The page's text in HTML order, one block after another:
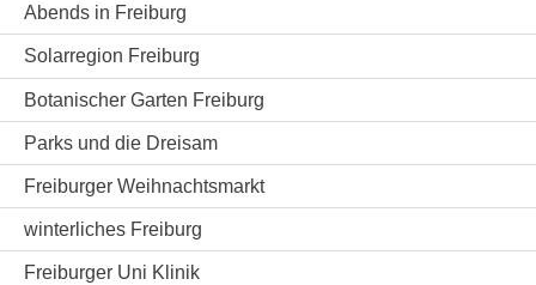
Abends in Freiburg
Solarregion Freiburg
Botanischer Garten Freiburg
Parks und die Dreisam
Freiburger Weihnachtsmarkt
winterliches Freiburg
Freiburger Uni Klinik